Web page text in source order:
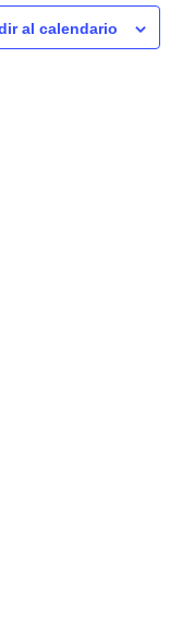
al calendario